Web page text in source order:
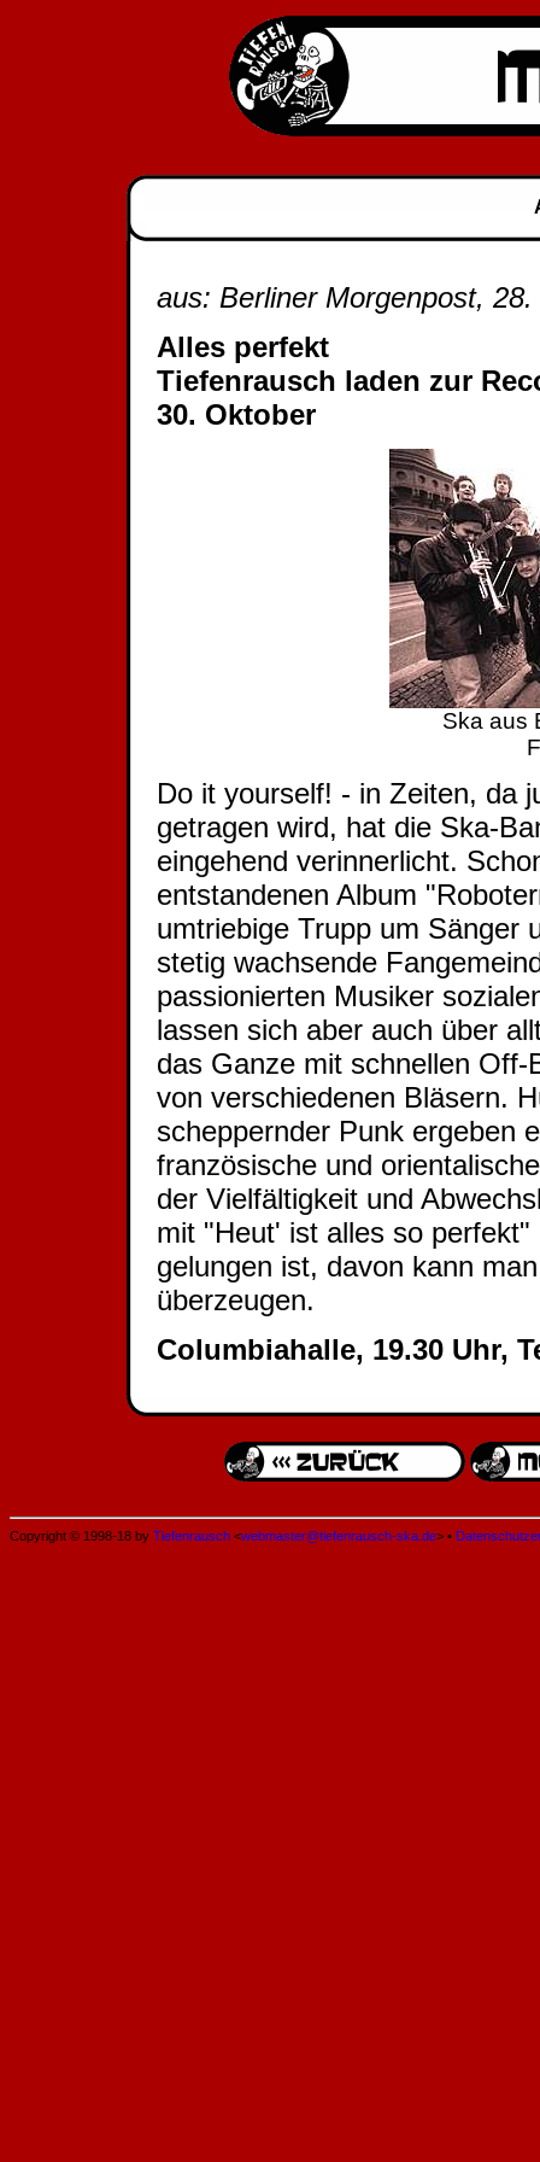
aus: Berliner Morgenpost,
Alles perfekt
Tiefenrausch laden zur
30. Oktober
Ska aus
Do it yourself! - in Zeiten, da
getragen wird, hat die Ska-
eingehend verinnerlicht.
entstandenen Album
umtriebige Trupp um Sänger
stetig wachsende
passionierten Musiker
lassen sich aber auch über
das Ganze mit schnellen
von verschiedenen Bläsern.
scheppernder Punk ergeben
französische und
der Vielfältigkeit und
mit "Heut' ist alles so
gelungen ist, davon kann
überzeugen.
Columbiahalle, 19.30 Uhr,
Copyright © 1998-18 by Tiefenrausch <webmaster@tiefenrausch-ska.de> •